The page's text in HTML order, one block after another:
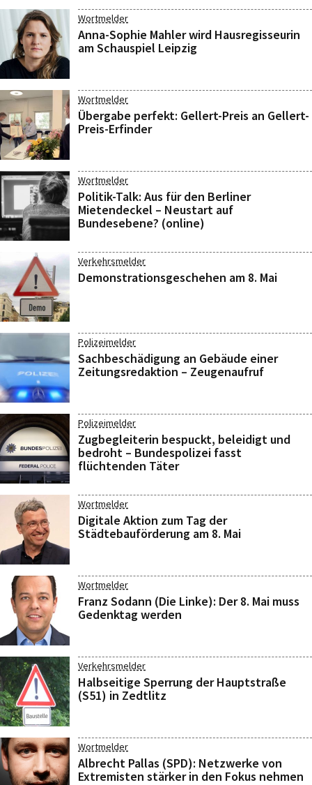
Wortmelder
Anna-Sophie Mahler wird Hausregisseurin
am Schauspiel Leipzig
Wortmelder
Übergabe perfekt: Gellert-Preis an Gellert-
Preis-Erfinder
Wortmelder
Politik-Talk: Aus für den Berliner
Mietendeckel – Neustart auf
Bundesebene? (online)
Verkehrsmelder
Demonstrationsgeschehen am 8. Mai
Polizeimelder
Sachbeschädigung an Gebäude einer
Zeitungsredaktion – Zeugenaufruf
Polizeimelder
Zugbegleiterin bespuckt, beleidigt und
bedroht – Bundespolizei fasst
flüchtenden Täter
Wortmelder
Digitale Aktion zum Tag der
Städtebauförderung am 8. Mai
Wortmelder
Franz Sodann (Die Linke): Der 8. Mai muss
Gedenktag werden
Verkehrsmelder
Halbseitige Sperrung der Hauptstraße
(S51) in Zedtlitz
Wortmelder
Albrecht Pallas (SPD): Netzwerke von
Extremisten stärker in den Fokus nehmen